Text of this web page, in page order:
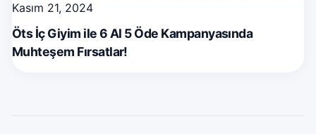
Kasım 21, 2024
Öts İç Giyim ile 6 Al 5 Öde Kampanyasında
Muhteşem Fırsatlar!